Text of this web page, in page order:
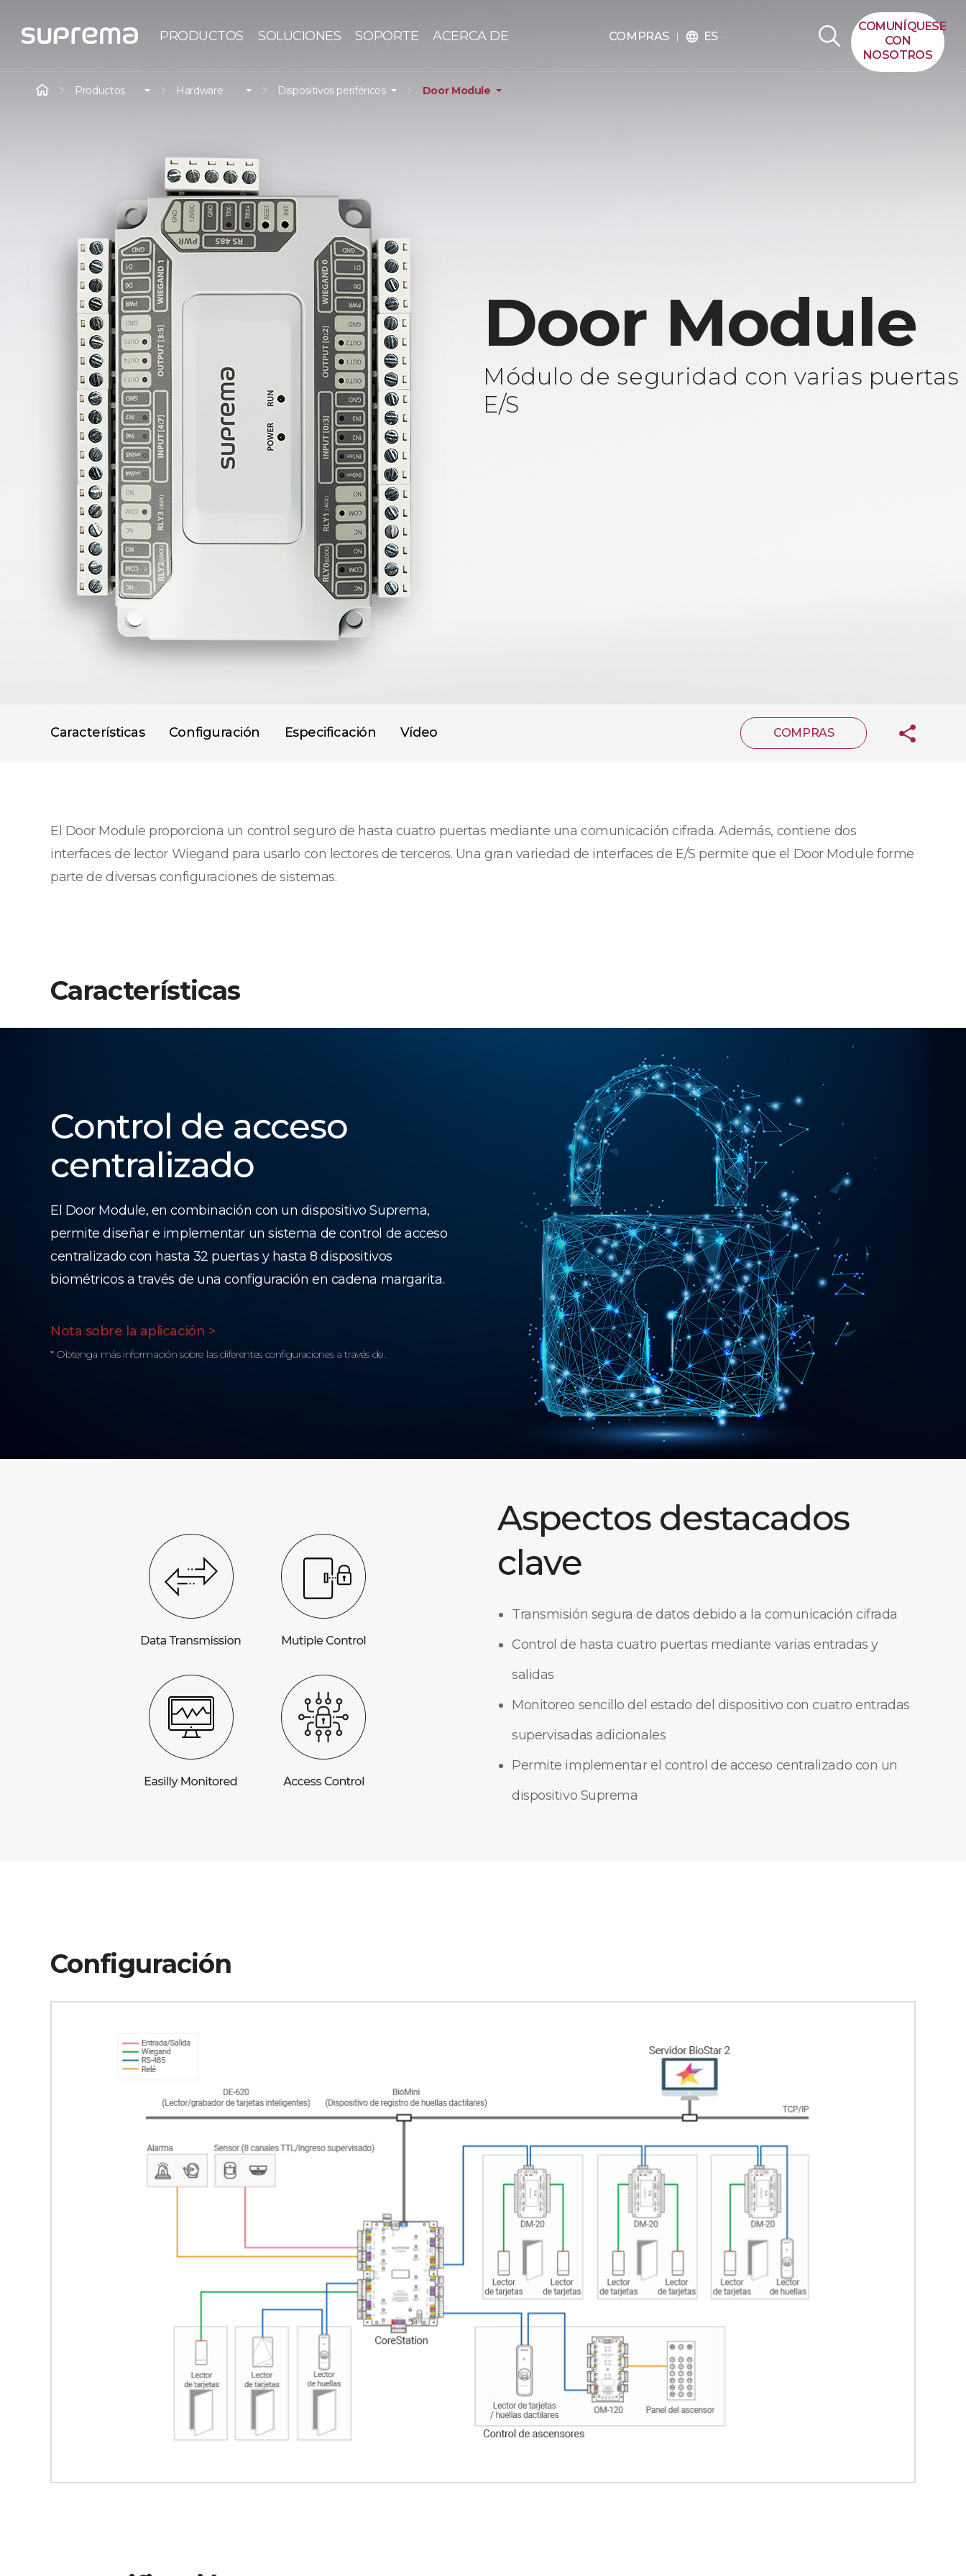
PRODUCTOS SOLUCIONES SOPORTE ACERCA DE COMPRAS language ES
COMUNÍQUESE
CON
NOSOTROS
Door Module
Módulo de seguridad con varias puertas
E/S
Productos Hardware Dispositivos periféricos Door Module
Características Configuración Especificación Vídeo COMPRAS
El Door Module proporciona un control seguro de hasta cuatro puertas mediante una comunicación cifrada. Además, contiene dos
interfaces de lector Wiegand para usarlo con lectores de terceros. Una gran variedad de interfaces de E/S permite que el Door Module forme
parte de diversas configuraciones de sistemas.
Características
Control de acceso
centralizado
El Door Module, en combinación con un dispositivo Suprema,
permite diseñar e implementar un sistema de control de acceso
centralizado con hasta 32 puertas y hasta 8 dispositivos
biométricos a través de una configuración en cadena margarita.
Nota sobre la aplicación >
* Obtenga más información sobre las diferentes configuraciones a través de.
Aspectos destacados
clave
Transmisión segura de datos debido a la comunicación cifrada
Control de hasta cuatro puertas mediante varias entradas y
salidas
Monitoreo sencillo del estado del dispositivo con cuatro entradas
supervisadas adicionales
Permite implementar el control de acceso centralizado con un
dispositivo Suprema
Configuración